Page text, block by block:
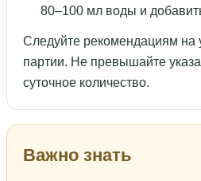
80–100 мл воды и
Следуйте рекомендациям на
партии. Не превышайте
суточное количество.
Важно знать